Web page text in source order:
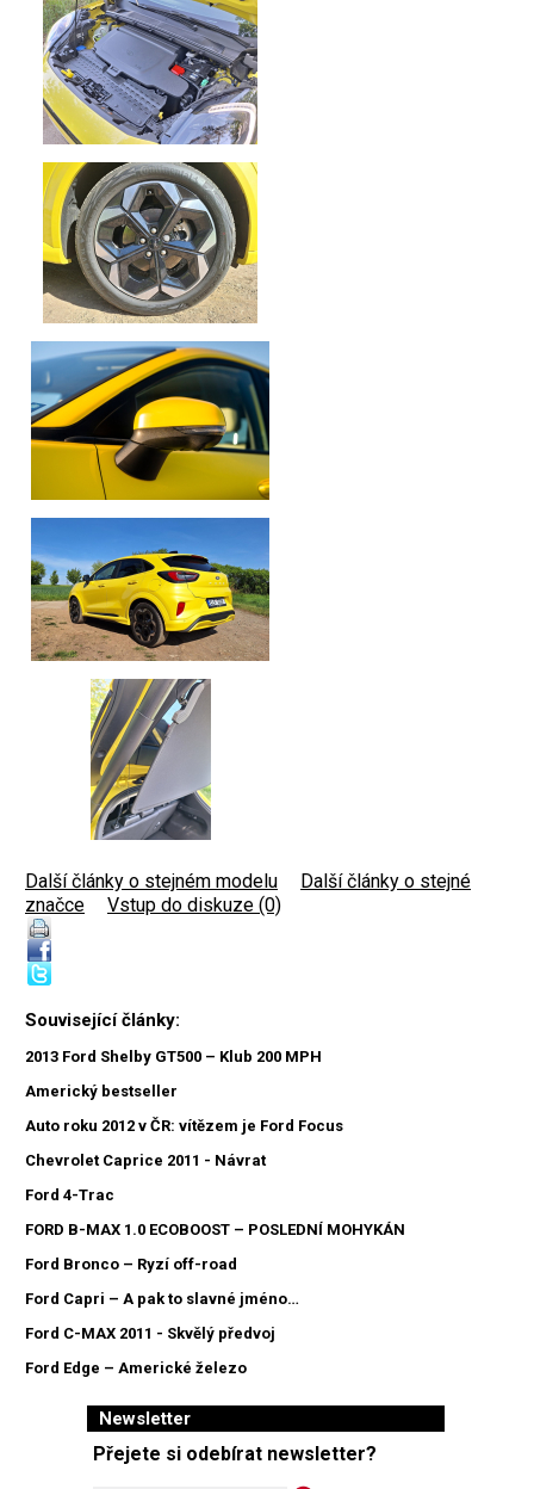
Další články o stejném modelu
Další články o stejné
značce
Vstup do diskuze (0)
Související články:
2013 Ford Shelby GT500 – Klub 200 MPH
Americký bestseller
Auto roku 2012 v ČR: vítězem je Ford Focus
Chevrolet Caprice 2011 - Návrat
Ford 4-Trac
FORD B-MAX 1.0 ECOBOOST – POSLEDNÍ MOHYKÁN
Ford Bronco – Ryzí off-road
Ford Capri – A pak to slavné jméno…
Ford C-MAX 2011 - Skvělý předvoj
Ford Edge – Americké železo
Newsletter
Přejete si odebírat newsletter?